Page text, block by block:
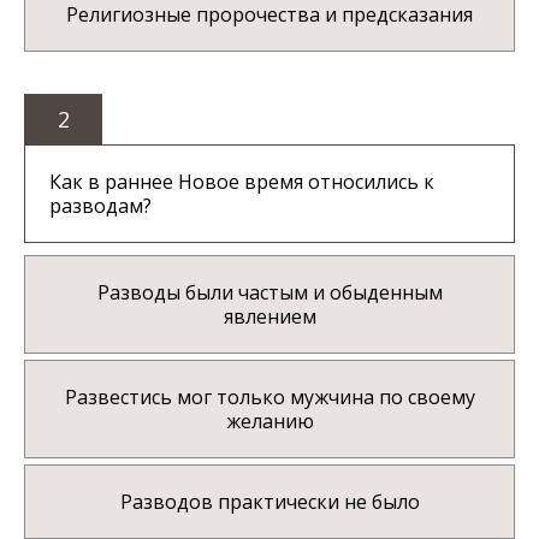
Религиозные пророчества и предсказания
2
Как в раннее Новое время относились к
разводам?
Разводы были частым и обыденным
явлением
Развестись мог только мужчина по своему
желанию
Разводов практически не было